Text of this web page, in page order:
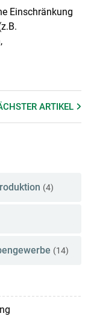
Einschränkung
ARTIKEL
(4)
(14)